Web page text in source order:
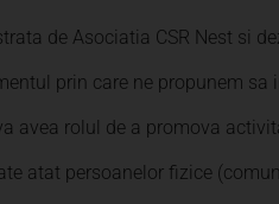
de Asociatia CSR Nest si
prin care ne propunem
avea rolul de a promova
atat persoanelor fizice